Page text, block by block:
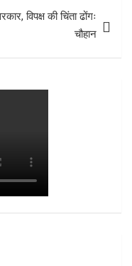
विपक्ष की चिंता ढोंगः
चौहान